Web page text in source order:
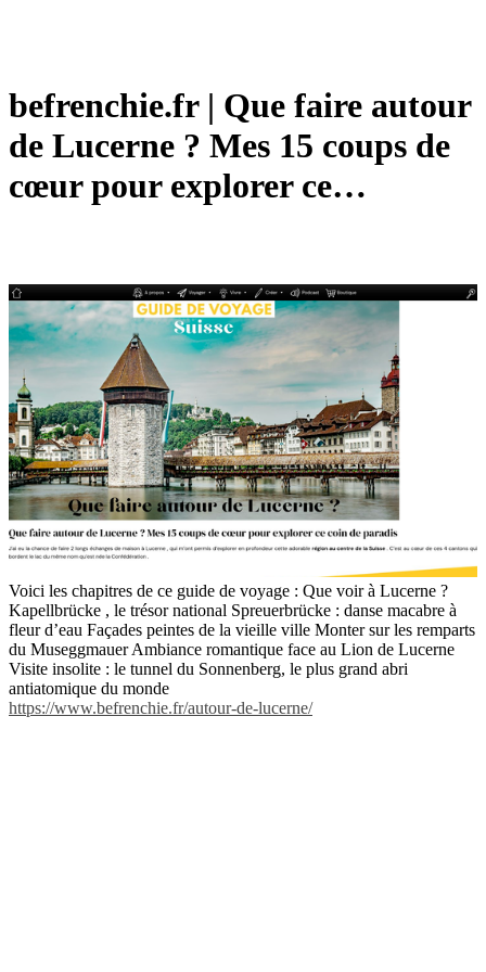
befrenchie.fr | Que faire autour
de Lucerne ? Mes 15 coups de
cœur pour explorer ce…
Voici les chapitres de ce guide de voyage : Que voir à Lucerne ?
Kapellbrücke , le trésor national Spreuerbrücke : danse macabre à
fleur d’eau Façades peintes de la vieille ville Monter sur les remparts
du Museggmauer Ambiance romantique face au Lion de Lucerne
Visite insolite : le tunnel du Sonnenberg, le plus grand abri
antiatomique du monde
https://www.befrenchie.fr/autour-de-lucerne/